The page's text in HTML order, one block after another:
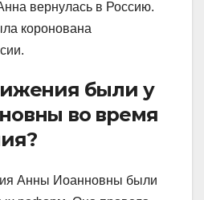
вернулась в Россию.
коронована
были у
во время
Анны Иоанновны были